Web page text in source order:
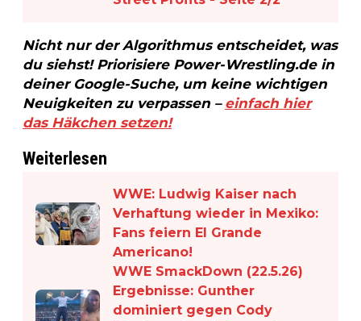
Nicht nur der Algorithmus entscheidet, was
du siehst! Priorisiere Power-Wrestling.de in
deiner Google-Suche, um keine wichtigen
Neuigkeiten zu verpassen – einfach hier
das Häkchen setzen!
Weiterlesen
WWE: Ludwig Kaiser nach
Verhaftung wieder in Mexiko:
Fans feiern El Grande
Americano!
WWE SmackDown (22.5.26)
Ergebnisse: Gunther
dominiert gegen Cody